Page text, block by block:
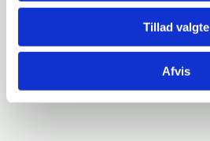
Tillad valgte
Afvis